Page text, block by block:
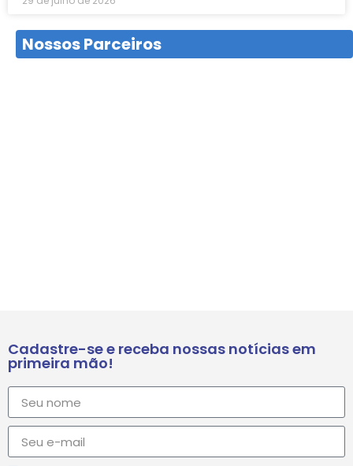
Nossos Parceiros
Cadastre-se e receba nossas notícias em
primeira mão!